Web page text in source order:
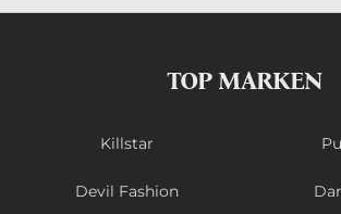
TOP MARKEN
Killstar
Devil Fashion